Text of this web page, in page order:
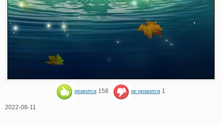
нравится 158 не нравится 1
2022-08-11